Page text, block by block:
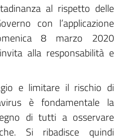
al rispetto delle
con l’applicazione
8 marzo 2020
alla responsabilità e
e limitare il rischio di
è fondamentale la
di tutti a osservare
Si ribadisce quindi